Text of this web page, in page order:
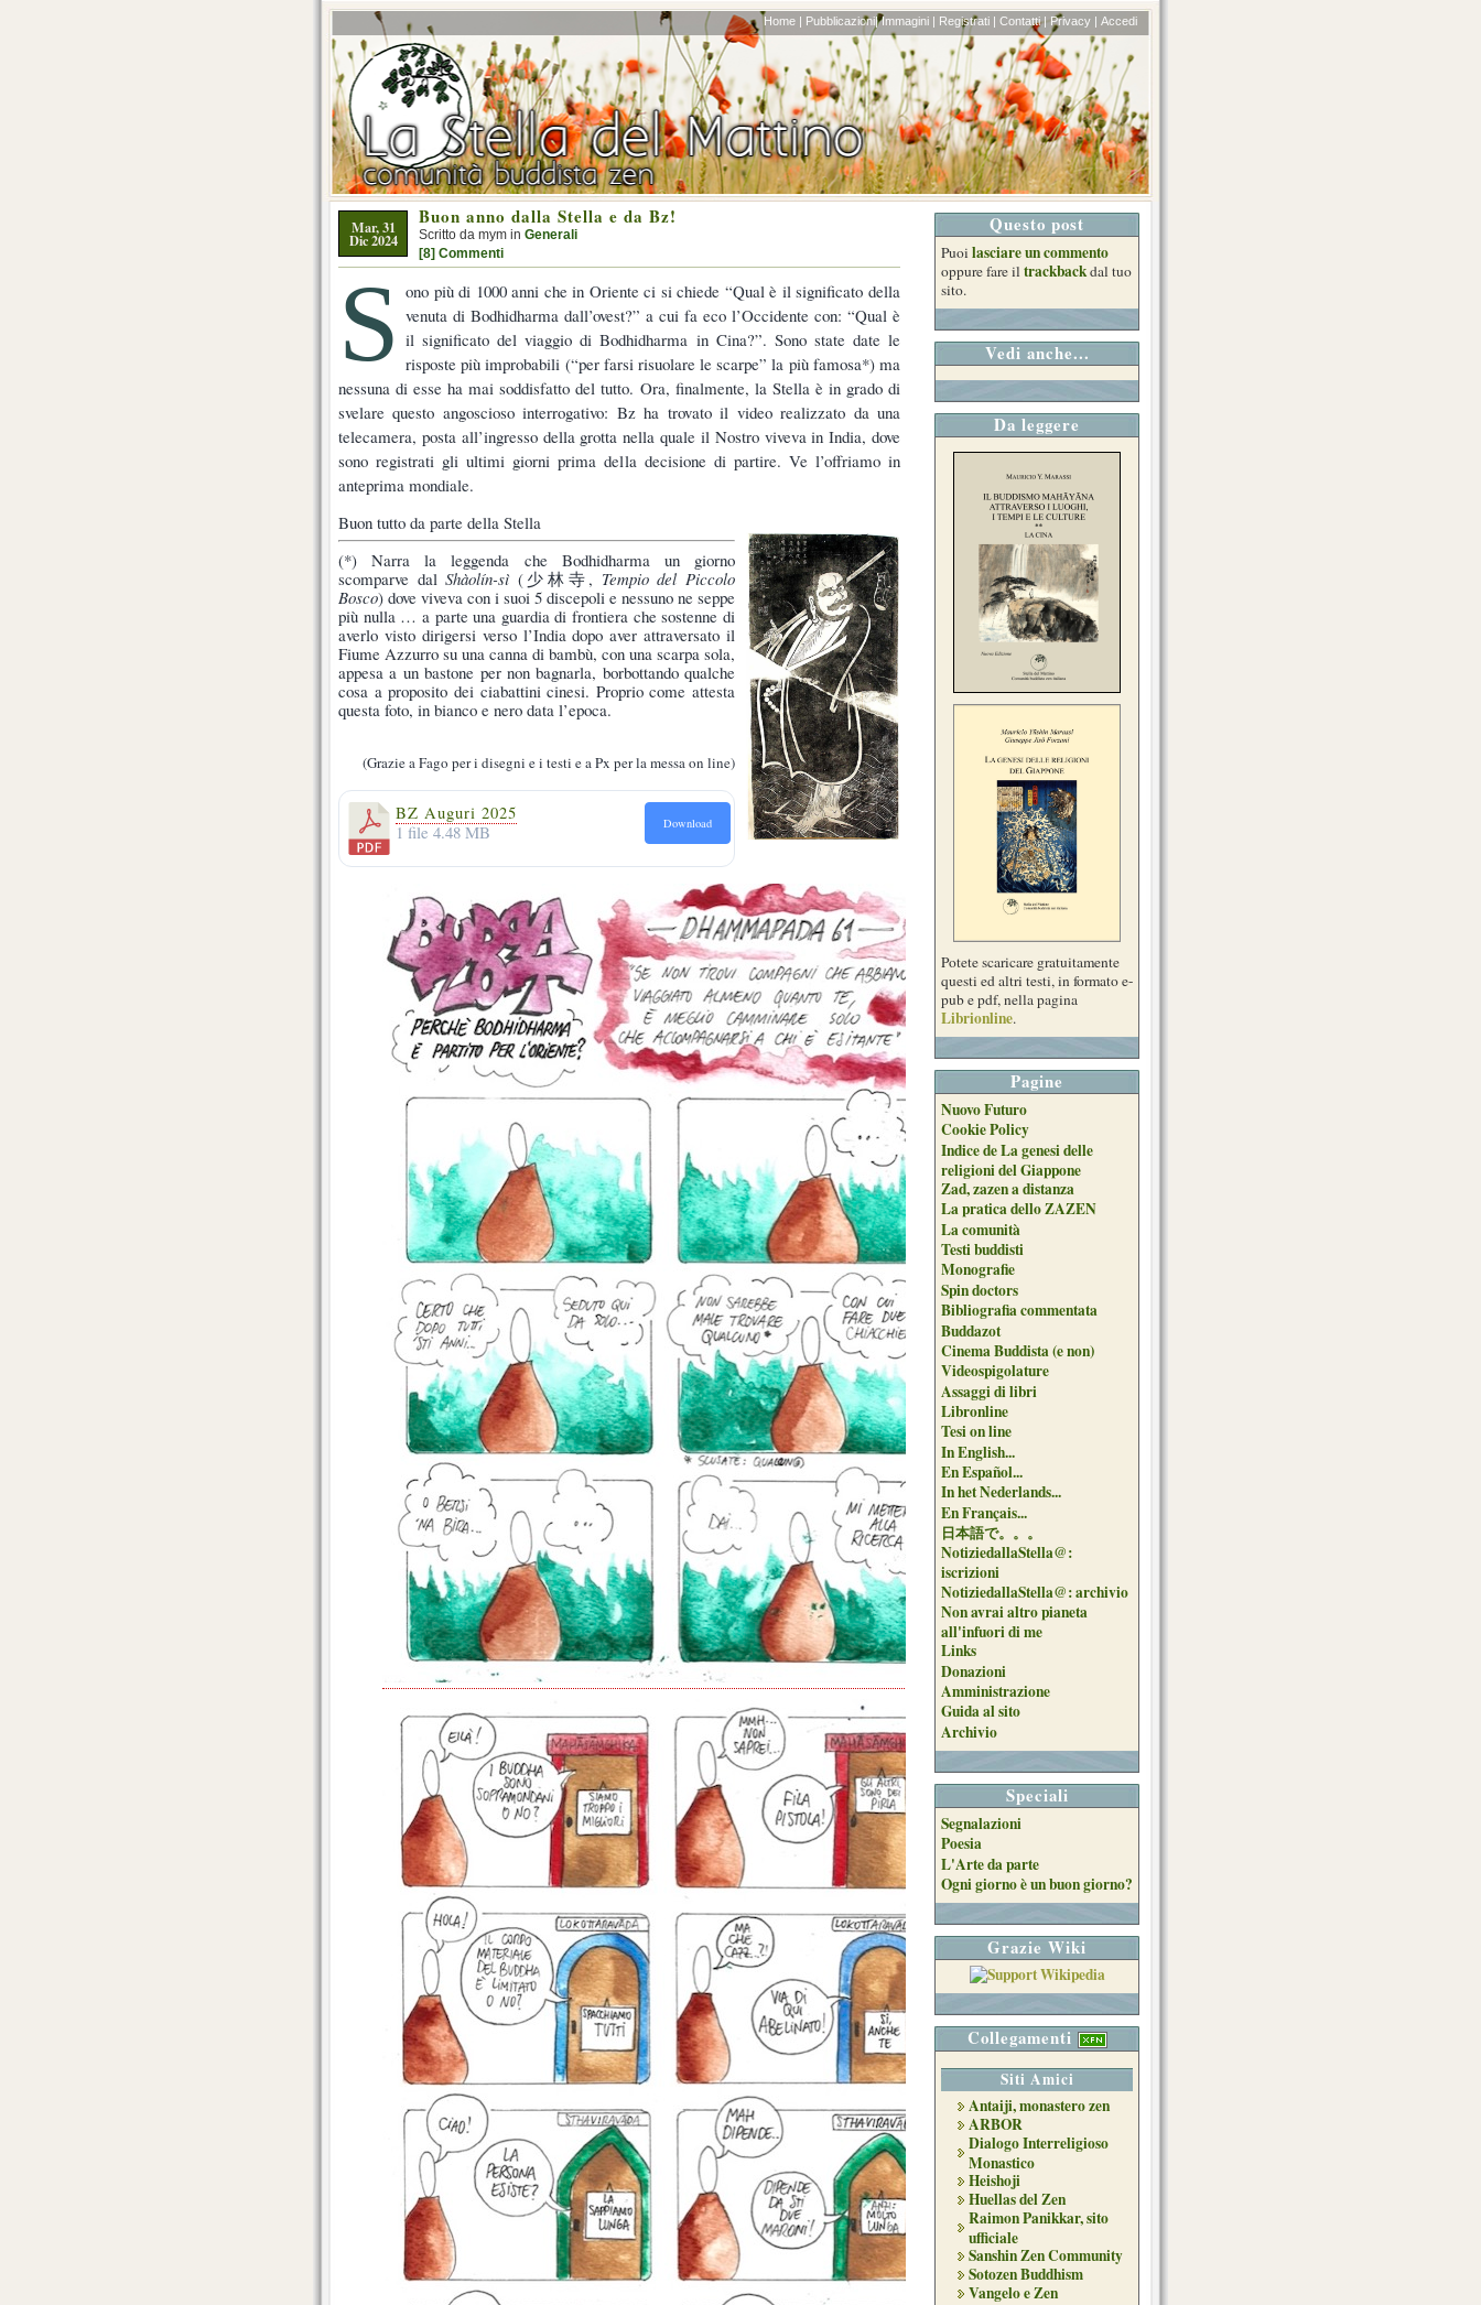
Home | Pubblicazioni| Immagini | Registrati | Contatti | Privacy | Accedi
Mar, 31
Dic 2024
Buon anno dalla Stella e da Bz!
Scritto da mym in Generali
[8] Commenti
S ono più di 1000 anni che in Oriente ci si chiede “Qual è il significato della
venuta di Bodhidharma dall’ovest?” a cui fa eco l’Occidente con: “Qual è
il significato del viaggio di Bodhidharma in Cina?”. Sono state date le
risposte più improbabili (“per farsi risuolare le scarpe” la più famosa*) ma
nessuna di esse ha mai soddisfatto del tutto. Ora, finalmente, la Stella è in grado di
svelare questo angoscioso interrogativo: Bz ha trovato il video realizzato da una
telecamera, posta all’ingresso della grotta nella quale il Nostro viveva in India, dove
sono registrati gli ultimi giorni prima della decisione di partire. Ve l’offriamo in
anteprima mondiale.
Buon tutto da parte della Stella
(*) Narra la leggenda che Bodhidharma un giorno
scomparve dalShàolín-sì(少林寺, Tempio del Piccolo
Bosco) dove viveva con i suoi 5 discepoli e nessuno ne seppe
più nulla … a parte una guardia di frontiera che sostenne di
averlo visto dirigersi verso l’India dopo aver attraversato il
Fiume Azzurro su una canna di bambù, con una scarpa sola,
appesa a un bastone per non bagnarla, borbottando qualche
cosa a proposito dei ciabattini cinesi. Proprio come attesta
questa foto, in bianco e nero data l’epoca.
(Grazie a Fago per i disegni e i testi e a Px per la messa on line)
BZ Auguri 2025
1 file4.48 MB Download
Questo post
Puoi lasciare un commento
oppure fare il trackbackdal tuo
sito.
Vedi anche...
Da leggere
Potete scaricare gratuitamente
questi ed altri testi, in formato e-
pub e pdf, nella pagina
Librionline.
Pagine
Nuovo Futuro
Cookie Policy
Indice de La genesi delle
religioni del Giappone
Zad, zazen a distanza
La pratica dello ZAZEN
La comunità
Testi buddisti
Monografie
Spin doctors
Bibliografia commentata
Buddazot
Cinema Buddista (e non)
Videospigolature
Assaggi di libri
Libronline
Tesi on line
In English...
En Español...
In het Nederlands...
En Français...
日本語で。。。
NotiziedallaStella@:
iscrizioni
NotiziedallaStella@: archivio
Non avrai altro pianeta
all'infuori di me
Links
Donazioni
Amministrazione
Guida al sito
Archivio
Speciali
Segnalazioni
Poesia
L'Arte da parte
Ogni giorno è un buon giorno?
Grazie Wiki
Collegamenti
Siti Amici
Antaiji, monastero zen
ARBOR
Dialogo Interreligioso
Monastico
Heishoji
Huellas del Zen
Raimon Panikkar, sito
ufficiale
Sanshin Zen Community
Sotozen Buddhism
Vangelo e Zen